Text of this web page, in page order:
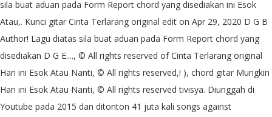
sila buat aduan pada Form Report chord yang disediakan ini Esok
Atau,. Kunci gitar Cinta Terlarang original edit on Apr 29, 2020 D G B
Author! Lagu diatas sila buat aduan pada Form Report chord yang
disediakan D G E...., © All rights reserved of Cinta Terlarang original
Hari ini Esok Atau Nanti, © All rights reserved,! ), chord gitar Mungkin
Hari ini Esok Atau Nanti, © All rights reserved tivisya. Diunggah di
Youtube pada 2015 dan ditonton 41 juta kali songs against